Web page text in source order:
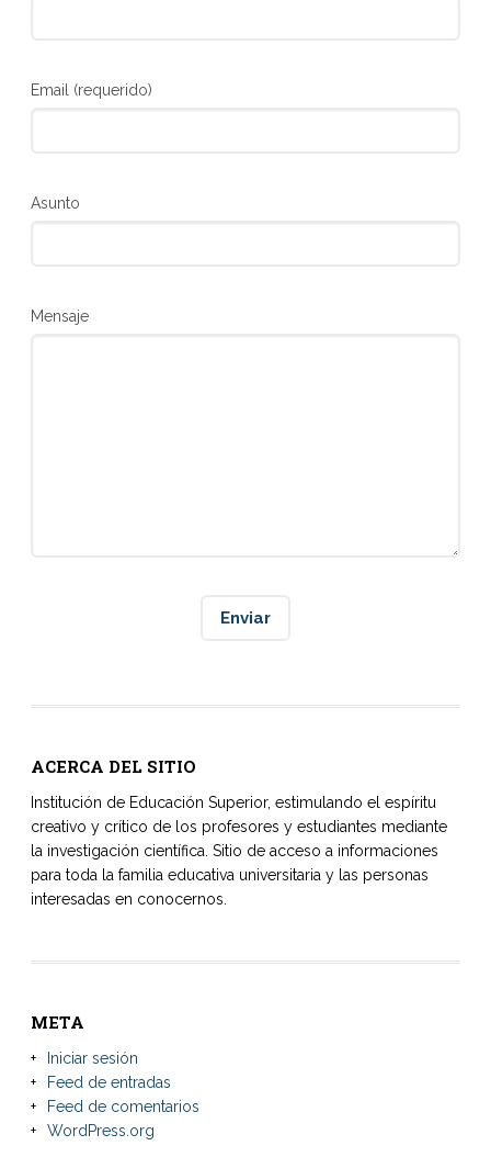
Email (requerido)
Asunto
Mensaje
ACERCA DEL SITIO
Institución de Educación Superior, estimulando el espíritu
creativo y crítico de los profesores y estudiantes mediante
la investigación científica. Sitio de acceso a informaciones
para toda la familia educativa universitaria y las personas
interesadas en conocernos.
META
Iniciar sesión
Feed de entradas
Feed de comentarios
WordPress.org